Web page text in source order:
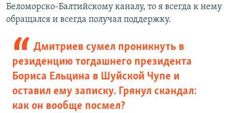
Беломорско-Балтийскому каналу, то я всегда к нему
обращался и всегда получал поддержку.
Дмитриев сумел проникнуть в
резиденцию тогдашнего президента
Бориса Ельцина в Шуйской Чупе и
оставил ему записку. Грянул скандал:
как он вообще посмел?